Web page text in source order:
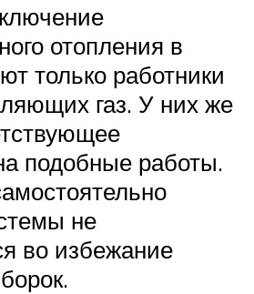
отопления в
только работники
газ. У них же
подобные работы.
не
во избежание